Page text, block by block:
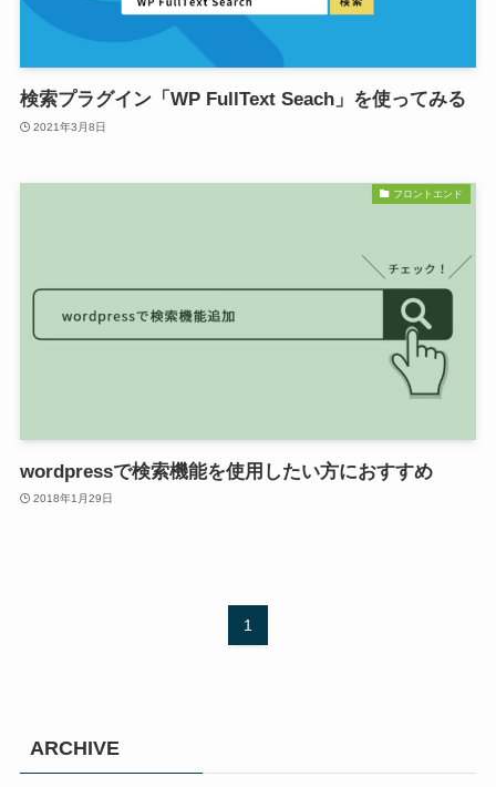
検索プラグイン「WP FullText Seach」を使ってみる
2021年3月8日
フロントエンド
wordpressで検索機能を使用したい方におすすめ
2018年1月29日
1
ARCHIVE